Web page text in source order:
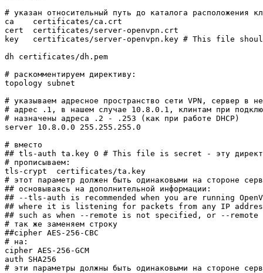
# указан относительный путь до каталога расположения
ca    certificates/ca.crt
cert  certificates/server-openvpn.crt
key   certificates/server-openvpn.key # This file
dh certificates/dh.pem
# раскомментируем директиву:
topology subnet
# указываем адресное пространство сети VPN, сервер в
# адрес .1, в нашем случае 10.8.0.1, клинтам при
# назначены адреса .2 - .253 (как при работе DHCP)
server 10.8.0.0 255.255.255.0
# вместо
## tls-auth ta.key 0 # This file is secret - эту
# прописываем:
tls-crypt  certificates/ta.key
# этот параметр должен быть одинаковыми на стороне
## основываясь на дополнительной информации:
## --tls-auth is recommended when you are running
## where it is listening for packets from any IP
## such as when --remote is not specified, or --
# так же заменяем строку
##cipher AES-256-CBC
# на:
cipher AES-256-GCM
auth SHA256
# эти параметры должны быть одинаковыми на стороне